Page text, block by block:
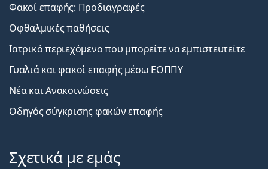
Φακοί επαφής: Προδιαγραφές
Οφθαλμικές παθήσεις
Ιατρικό περιεχόμενο που μπορείτε να εμπιστευτείτε
Γυαλιά και φακοί επαφής μέσω ΕΟΠΠΥ
Νέα και Ανακοινώσεις
Οδηγός σύγκρισης φακών επαφής
Σχετικά με εμάς